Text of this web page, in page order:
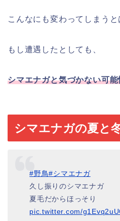
こんなにも変わってしまうと
もし遭遇したとしても、
シマエナガと気づかない可能
シマエナガの夏と
#野鳥#シマエナガ
久し振りのシマエナガ
夏毛だからほっそり
pic.twitter.com/